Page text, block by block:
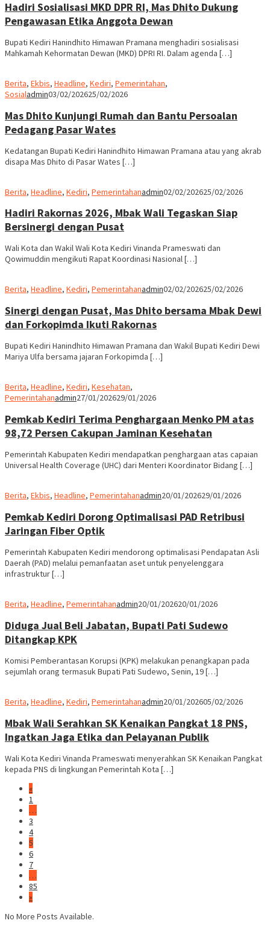
Hadiri Sosialisasi MKD DPR RI, Mas Dhito Dukung
Pengawasan Etika Anggota Dewan
Bupati Kediri Hanindhito Himawan Pramana menghadiri sosialisasi
Mahkamah Kehormatan Dewan (MKD) DPRI RI. Dalam agenda […]
Berita, Ekbis, Headline, Kediri, Pemerintahan,
Sosialadmin03/02/202625/02/2026
Mas Dhito Kunjungi Rumah dan Bantu Persoalan
Pedagang Pasar Wates
Kedatangan Bupati Kediri Hanindhito Himawan Pramana atau yang akrab
disapa Mas Dhito di Pasar Wates […]
Berita, Headline, Kediri, Pemerintahanadmin02/02/202625/02/2026
Hadiri Rakornas 2026, Mbak Wali Tegaskan Siap
Bersinergi dengan Pusat
Wali Kota dan Wakil Wali Kota Kediri Vinanda Prameswati dan
Qowimuddin mengikuti Rapat Koordinasi Nasional […]
Berita, Headline, Kediri, Pemerintahanadmin02/02/202625/02/2026
Sinergi dengan Pusat, Mas Dhito bersama Mbak Dewi
dan Forkopimda Ikuti Rakornas
Bupati Kediri Hanindhito Himawan Pramana dan Wakil Bupati Kediri Dewi
Mariya Ulfa bersama jajaran Forkopimda […]
Berita, Headline, Kediri, Kesehatan,
Pemerintahanadmin27/01/202629/01/2026
Pemkab Kediri Terima Penghargaan Menko PM atas
98,72 Persen Cakupan Jaminan Kesehatan
Pemerintah Kabupaten Kediri mendapatkan penghargaan atas capaian
Universal Health Coverage (UHC) dari Menteri Koordinator Bidang […]
Berita, Ekbis, Headline, Pemerintahanadmin20/01/202629/01/2026
Pemkab Kediri Dorong Optimalisasi PAD Retribusi
Jaringan Fiber Optik
Pemerintah Kabupaten Kediri mendorong optimalisasi Pendapatan Asli
Daerah (PAD) melalui pemanfaatan aset untuk penyelenggara
infrastruktur […]
Berita, Headline, Pemerintahanadmin20/01/202620/01/2026
Diduga Jual Beli Jabatan, Bupati Pati Sudewo
Ditangkap KPK
Komisi Pemberantasan Korupsi (KPK) melakukan penangkapan pada
sejumlah orang termasuk Bupati Pati Sudewo, Senin, 19 […]
Berita, Headline, Kediri, Pemerintahanadmin20/01/202605/02/2026
Mbak Wali Serahkan SK Kenaikan Pangkat 18 PNS,
Ingatkan Jaga Etika dan Pelayanan Publik
Wali Kota Kediri Vinanda Prameswati menyerahkan SK Kenaikan Pangkat
kepada PNS di lingkungan Pemerintah Kota […]
«
1
…
3
4
5
6
7
…
85
»
No More Posts Available.